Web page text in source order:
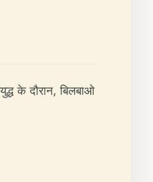
के दौरान, बिलबाओ